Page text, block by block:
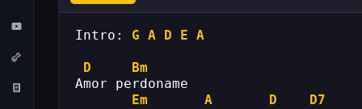
Intro: G A D E A
D
Bm
Amor perdoname
Em
A D
D7